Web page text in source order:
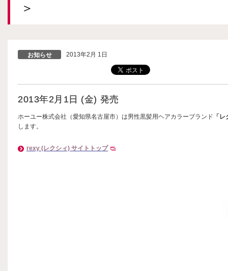
＞
お知らせ 2013年2月 1日
2013年2月1日 (金) 発売
ホーユー株式会社（愛知県名古屋市）は男性黒髪用ヘアカラーブランド 「
します。
rexy (レクシィ) サイトトップ